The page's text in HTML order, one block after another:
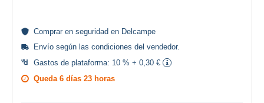
Comprar en seguridad en Delcampe
Envío según las condiciones del vendedor.
Gastos de plataforma: 10 % + 0,30 €
Queda 6 días 23 horas